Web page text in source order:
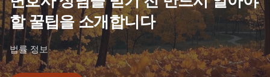
할 꿀팁을 소개합니다
법률 정보